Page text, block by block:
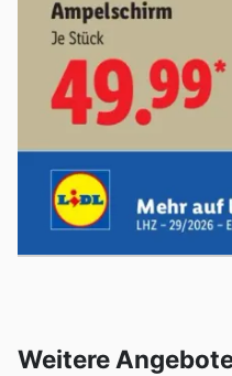
Weitere